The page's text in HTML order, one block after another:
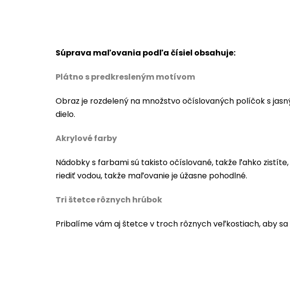
Súprava maľovania podľa čísiel obsahuje:
Plátno s predkresleným motívom
Obraz je rozdelený na množstvo očíslovaných políčok s
dielo.
Akrylové farby
Nádobky s farbami sú takisto očíslované, takže ľahko
riediť vodou, takže maľovanie je úžasne pohodlné.
Tri štetce rôznych hrúbok
Pribalíme vám aj štetce v troch rôznych veľkostiach, aby